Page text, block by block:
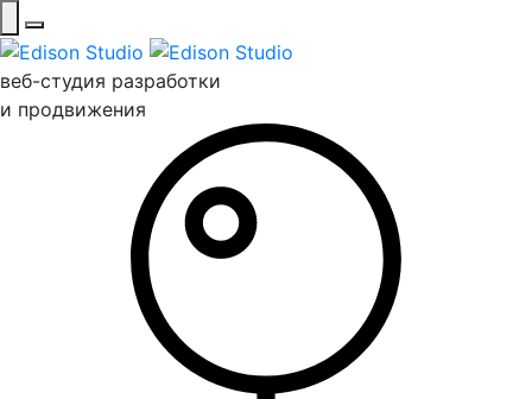
веб-студия разработки
и продвижения